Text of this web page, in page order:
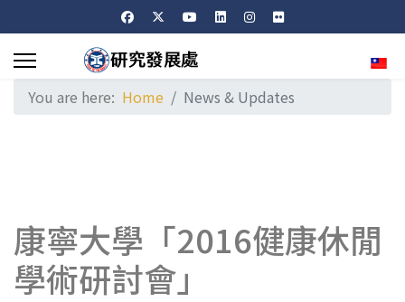
You are here: Home News & Updates
康寧大學「2016健康休閒
學術研討會」